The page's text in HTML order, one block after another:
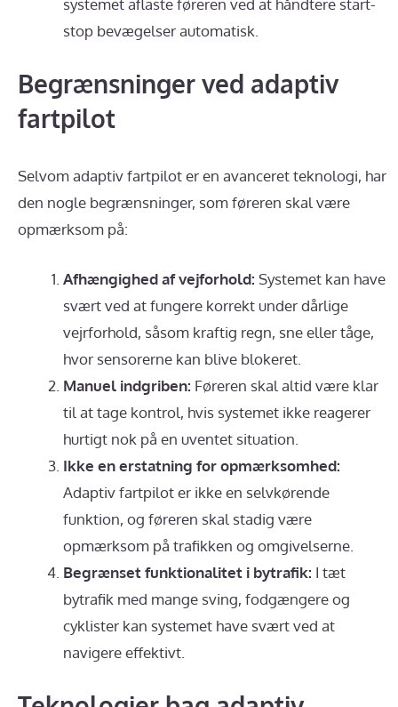
stop bevægelser automatisk.
Begrænsninger ved adaptiv
fartpilot
Selvom adaptiv fartpilot er en avanceret teknologi, har
den nogle begrænsninger, som føreren skal være
opmærksom på:
Afhængighed af vejforhold: Systemet kan have
svært ved at fungere korrekt under dårlige
vejrforhold, såsom kraftig regn, sne eller tåge,
hvor sensorerne kan blive blokeret.
Manuel indgriben: Føreren skal altid være klar
til at tage kontrol, hvis systemet ikke reagerer
hurtigt nok på en uventet situation.
Ikke en erstatning for opmærksomhed:
Adaptiv fartpilot er ikke en selvkørende
funktion, og føreren skal stadig være
opmærksom på trafikken og omgivelserne.
Begrænset funktionalitet i bytrafik: I tæt
bytrafik med mange sving, fodgængere og
cyklister kan systemet have svært ved at
navigere effektivt.